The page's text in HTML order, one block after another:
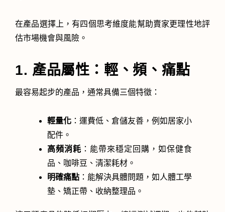
在產品選擇上，有四個思考維度能幫助賣家更理性地評
估市場機會與風險。
1. 產品屬性：輕、頻、痛點
最容易起步的產品，通常具備三個特徵：
輕量化 ：運費低、倉儲友善，例如居家小
配件。
高頻消耗 ：能帶來穩定回購，如保健食
品、咖啡豆、清潔耗材。
明確痛點 ：能解決具體問題，如人體工學
墊、矯正帶、收納整理品。